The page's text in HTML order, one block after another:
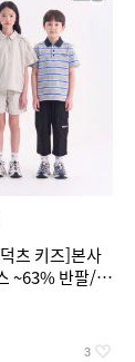
츠 키즈]본사
~63% 반팔/반
3